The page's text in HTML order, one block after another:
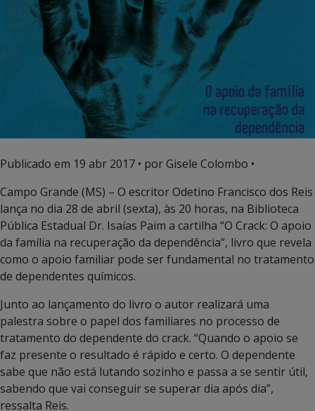
Publicado em 19 abr 2017 • por Gisele Colombo •
Campo Grande (MS) – O escritor Odetino Francisco dos Reis
lança no dia 28 de abril (sexta), às 20 horas, na Biblioteca
Pública Estadual Dr. Isaías Paim a cartilha “O Crack: O apoio
da família na recuperação da dependência”, livro que revela
como o apoio familiar pode ser fundamental no tratamento
de dependentes químicos.
Junto ao lançamento do livro o autor realizará uma
palestra sobre o papel dos familiares no processo de
tratamento do dependente do crack. “Quando o apoio se
faz presente o resultado é rápido e certo. O dependente
sabe que não está lutando sozinho e passa a se sentir útil,
sabendo que vai conseguir se superar dia após dia”,
ressalta Reis.